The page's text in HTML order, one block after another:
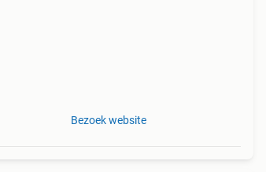
Bezoek website